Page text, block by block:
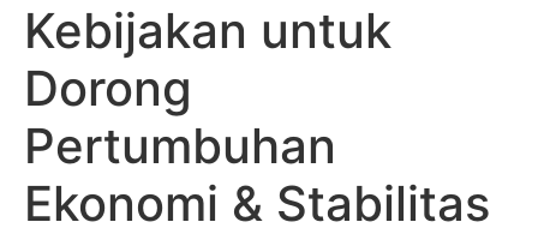
Kebijakan untuk
Dorong
Pertumbuhan
Ekonomi & Stabilitas